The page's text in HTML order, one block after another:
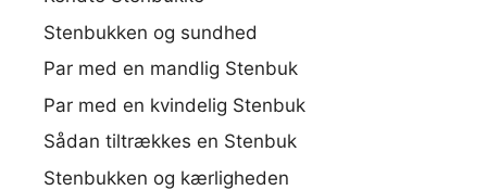
Stenbukken og sundhed
Par med en mandlig Stenbuk
Par med en kvindelig Stenbuk
Sådan tiltrækkes en Stenbuk
Stenbukken og kærligheden